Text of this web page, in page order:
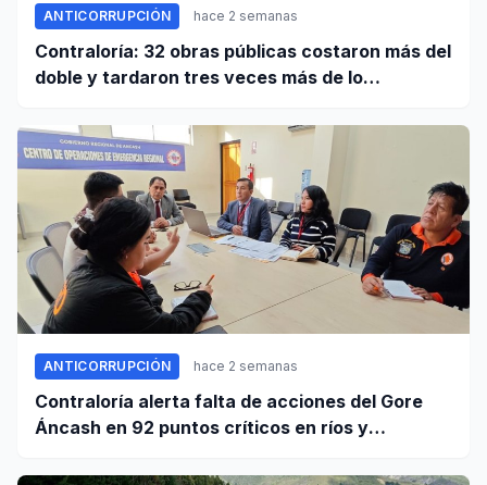
ANTICORRUPCIÓN hace 2 semanas
Contraloría: 32 obras públicas costaron más del
doble y tardaron tres veces más de lo
ANTICORRUPCIÓN hace 2 semanas
Contraloría alerta falta de acciones del Gore
Áncash en 92 puntos críticos en ríos y